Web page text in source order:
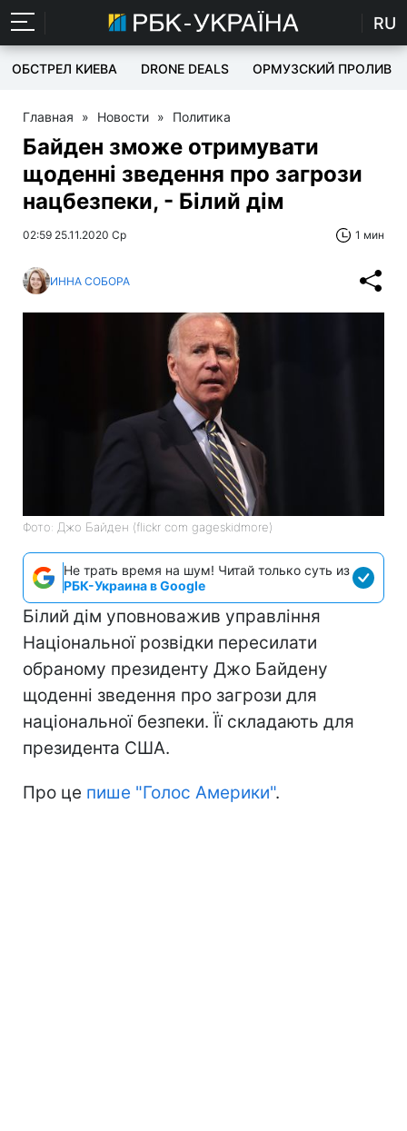
RU
ОБСТРЕЛ КИЕВА DRONE DEALS ОРМУЗСКИЙ ПРОЛИВ
Главная » Новости » Политика
Байден зможе отримувати
щоденні зведення про загрози
нацбезпеки, - Білий дім
02:59 25.11.2020 Ср 1 мин
ИННА СОБОРА
Фото: Джо Байден (flickr com gageskidmore)
Не трать время на шум! Читай только суть из
РБК-Украина в Google
Білий дім уповноважив управління
Національної розвідки пересилати
обраному президенту Джо Байдену
щоденні зведення про загрози для
національної безпеки. Її складають для
президента США.
Про це пише "Голос Америки".